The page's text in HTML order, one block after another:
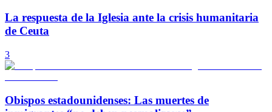
La respuesta de la Iglesia ante la crisis humanitaria
de Ceuta
3
Obispos estadounidenses: Las muertes de